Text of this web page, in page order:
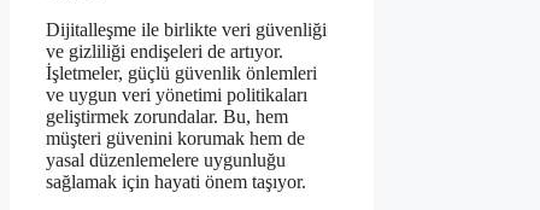
Dijitalleşme ile birlikte veri güvenliği
ve gizliliği endişeleri de artıyor.
İşletmeler, güçlü güvenlik önlemleri
ve uygun veri yönetimi politikaları
geliştirmek zorundalar. Bu, hem
müşteri güvenini korumak hem de
yasal düzenlemelere uygunluğu
sağlamak için hayati önem taşıyor.